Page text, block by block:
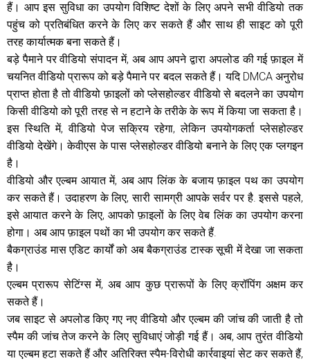
हैं। आप इस सुविधा का उपयोग विशिष्ट देशों के लिए अपने सभी वीडियो तक
पहुंच को प्रतिबंधित करने के लिए कर सकते हैं और साथ ही साइट को पूरी
तरह कार्यात्मक बना सकते हैं।
बड़े पैमाने पर वीडियो संपादन में, अब आप अपने द्वारा अपलोड की गई फ़ाइल में
चयनित वीडियो प्रारूप को बड़े पैमाने पर बदल सकते हैं। यदि DMCA अनुरोध
प्राप्त होता है तो वीडियो फ़ाइलों को प्लेसहोल्डर वीडियो से बदलने का उपयोग
किसी वीडियो को पूरी तरह से न हटाने के तरीके के रूप में किया जा सकता है।
इस स्थिति में, वीडियो पेज सक्रिय रहेगा, लेकिन उपयोगकर्ता प्लेसहोल्डर
वीडियो देखेंगे। केवीएस के पास प्लेसहोल्डर वीडियो बनाने के लिए एक प्लगइन
है।
वीडियो और एल्बम आयात में, अब आप लिंक के बजाय फ़ाइल पथ का उपयोग
कर सकते हैं। उदाहरण के लिए, सारी सामग्री आपके सर्वर पर है. इससे पहले,
इसे आयात करने के लिए, आपको फ़ाइलों के लिए वेब लिंक का उपयोग करना
होगा। अब आप फ़ाइल पथों का भी उपयोग कर सकते हैं.
बैकग्राउंड मास एडिट कार्यों को अब बैकग्राउंड टास्क सूची में देखा जा सकता
है।
एल्बम प्रारूप सेटिंग्स में, अब आप कुछ प्रारूपों के लिए क्रॉपिंग अक्षम कर
सकते हैं।
जब साइट से अपलोड किए गए नए वीडियो और एल्बम की जांच की जाती है तो
स्पैम की जांच तेज करने के लिए सुविधाएं जोड़ी गई हैं। अब, आप तुरंत वीडियो
या एल्बम हटा सकते हैं और अतिरिक्त स्पैम-विरोधी कार्रवाइयां सेट कर सकते हैं,